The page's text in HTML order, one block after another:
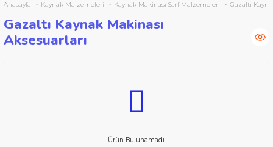
Anasayfa Kaynak Malzemeleri Kaynak Makinası Sarf Malzemeleri Gazaltı
Gazaltı Kaynak Makinası
Aksesuarları
Ürün Bulunamadı.